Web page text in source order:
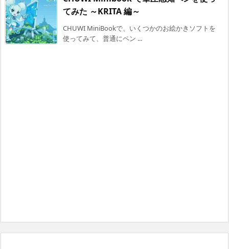
てみた ～KRITA 編～
CHUWI MiniBookで、いくつかのお絵かきソフトを
使ってみて、普通にペン ...